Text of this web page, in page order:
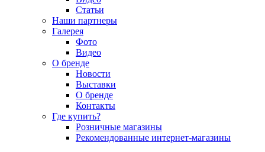
Статьи
Наши партнеры
Галерея
Фото
Видео
О бренде
Новости
Выставки
О бренде
Контакты
Где купить?
Розничные магазины
Рекомендованные интернет-магазины